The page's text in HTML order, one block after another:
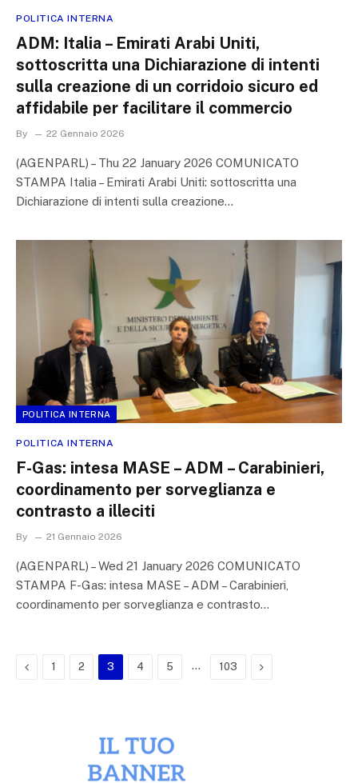
POLITICA INTERNA
ADM: Italia – Emirati Arabi Uniti,
sottoscritta una Dichiarazione di intenti
sulla creazione di un corridoio sicuro ed
affidabile per facilitare il commercio
By 22 Gennaio 2026
(AGENPARL) – Thu 22 January 2026 COMUNICATO
STAMPA Italia – Emirati Arabi Uniti: sottoscritta una
Dichiarazione di intenti sulla creazione…
POLITICA INTERNA
POLITICA INTERNA
F-Gas: intesa MASE – ADM – Carabinieri,
coordinamento per sorveglianza e
contrasto a illeciti
By 21 Gennaio 2026
(AGENPARL) – Wed 21 January 2026 COMUNICATO
STAMPA F-Gas: intesa MASE – ADM – Carabinieri,
coordinamento per sorveglianza e contrasto…
Previous
1 2 3 4 5 … 103 Next